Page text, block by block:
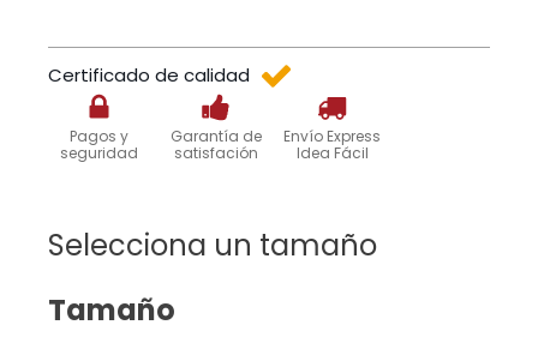
Certificado de calidad
Pagos y
seguridad
Garantía de
satisfación
Envío Express
Idea Fácil
Selecciona un tamaño
Tamaño